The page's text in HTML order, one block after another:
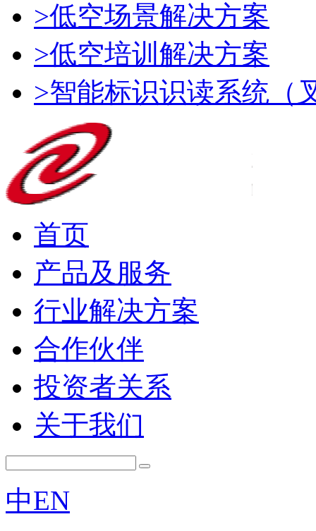
>低空场景解决方案
>低空培训解决方案
>智能标识识读系统（
首页
产品及服务
行业解决方案
合作伙伴
投资者关系
关于我们
中EN